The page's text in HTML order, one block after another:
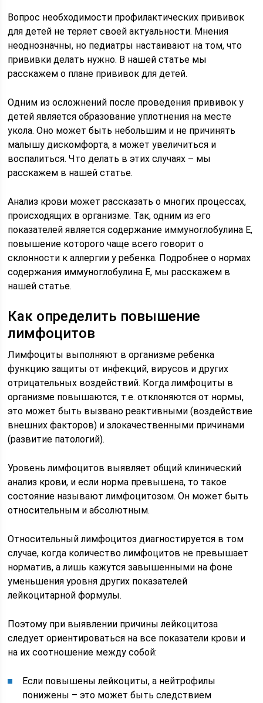
Вопрос необходимости профилактических прививок
для детей не теряет своей актуальности. Мнения
неоднозначны, но педиатры настаивают на том, что
прививки делать нужно. В нашей статье мы
расскажем о плане прививок для детей.
Одним из осложнений после проведения прививок у
детей является образование уплотнения на месте
укола. Оно может быть небольшим и не причинять
малышу дискомфорта, а может увеличиться и
воспалиться. Что делать в этих случаях – мы
расскажем в нашей статье.
Анализ крови может рассказать о многих процессах,
происходящих в организме. Так, одним из его
показателей является содержание иммуноглобулина Е,
повышение которого чаще всего говорит о
склонности к аллергии у ребенка. Подробнее о нормах
содержания иммуноглобулина Е, мы расскажем в
нашей статье.
Как определить повышение
лимфоцитов
Лимфоциты выполняют в организме ребенка
функцию защиты от инфекций, вирусов и других
отрицательных воздействий. Когда лимфоциты в
организме повышаются, т.е. отклоняются от нормы,
это может быть вызвано реактивными (воздействие
внешних факторов) и злокачественными причинами
(развитие патологий).
Уровень лимфоцитов выявляет общий клинический
анализ крови, и если норма превышена, то такое
состояние называют лимфоцитозом. Он может быть
относительным и абсолютным.
Относительный лимфоцитоз диагностируется в том
случае, когда количество лимфоцитов не превышает
норматив, а лишь кажутся завышенными на фоне
уменьшения уровня других показателей
лейкоцитарной формулы.
Поэтому при выявлении причины лейкоцитоза
следует ориентироваться на все показатели крови и
на их соотношение между собой:
Если повышены лейкоциты, а нейтрофилы
понижены – это может быть следствием